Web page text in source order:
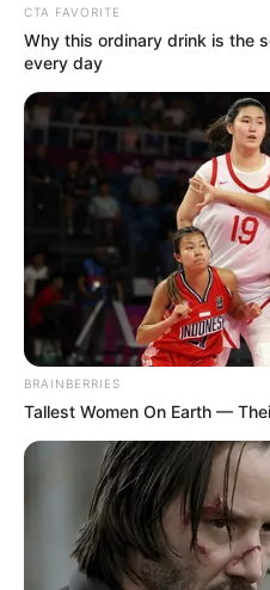
CTA FAVORITE
Why this ordinary drink is the
every day
BRAINBERRIES
Tallest Women On Earth —